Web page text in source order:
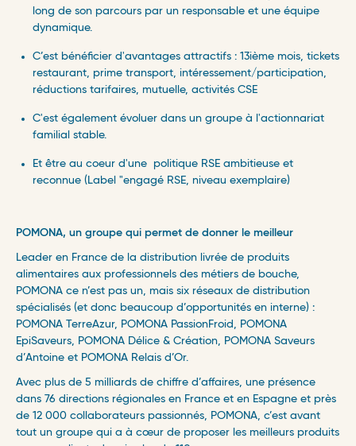
long de son parcours par un responsable et une équipe
dynamique.
C’est bénéficier d'avantages attractifs : 13ième mois, tickets
restaurant, prime transport, intéressement/participation,
réductions tarifaires, mutuelle, activités CSE
C'est également évoluer dans un groupe à l'actionnariat
familial stable.
Et être au coeur d'une politique RSE ambitieuse et
reconnue (Label "engagé RSE, niveau exemplaire)
POMONA, un groupe qui permet de donner le meilleur
Leader en France de la distribution livrée de produits
alimentaires aux professionnels des métiers de bouche,
POMONA ce n’est pas un, mais six réseaux de distribution
spécialisés (et donc beaucoup d’opportunités en interne) :
POMONA TerreAzur, POMONA PassionFroid, POMONA
EpiSaveurs, POMONA Délice & Création, POMONA Saveurs
d’Antoine et POMONA Relais d’Or.
Avec plus de 5 milliards de chiffre d’affaires, une présence
dans 76 directions régionales en France et en Espagne et près
de 12 000 collaborateurs passionnés, POMONA, c’est avant
tout un groupe qui a à cœur de proposer les meilleurs produits